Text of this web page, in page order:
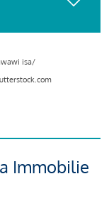
isa/
Immobilie